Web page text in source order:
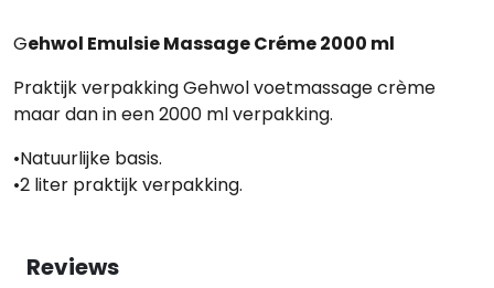
Gehwol Emulsie Massage Créme 2000 ml
Praktijk verpakking Gehwol voetmassage crème
maar dan in een 2000 ml verpakking.
•Natuurlijke basis.
•2 liter praktijk verpakking.
Reviews